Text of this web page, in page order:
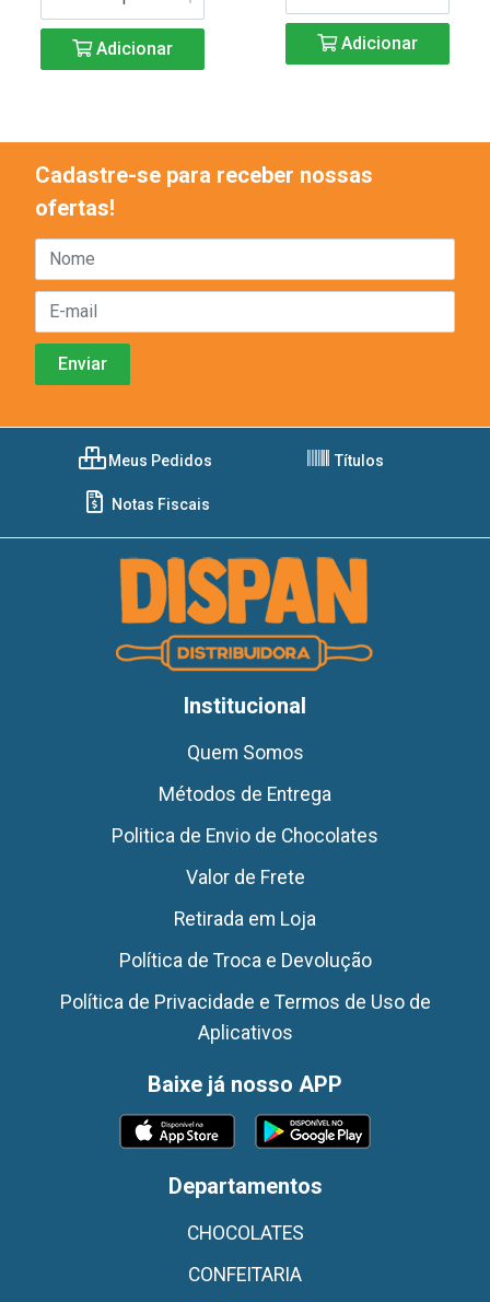
Adicionar Adicionar
Cadastre-se para receber nossas
ofertas!
Meus Pedidos Títulos
Notas Fiscais
Institucional
Quem Somos
Métodos de Entrega
Politica de Envio de Chocolates
Valor de Frete
Retirada em Loja
Política de Troca e Devolução
Política de Privacidade e Termos de Uso de
Aplicativos
Baixe já nosso APP
Departamentos
CHOCOLATES
CONFEITARIA